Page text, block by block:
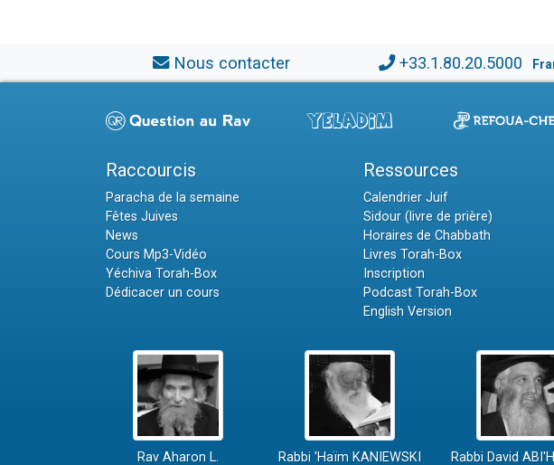
Nous contacter +33.1.80.20.5000
Raccourcis
Paracha de la semaine
Fêtes Juives
News
Cours Mp3-Vidéo
Yéchiva Torah-Box
Dédicacer un cours
Ressources
Calendrier Juif
Sidour (livre de prière)
Horaires de Chabbath
Livres Torah-Box
Inscription
Podcast Torah-Box
English Version
Rav Aharon L. Rabbi 'Haïm KANIEWSKI Rabbi David